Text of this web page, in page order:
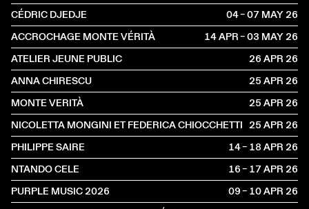
CÉDRIC DJEDJE
04 – 07 MAY2026
ACCROCHAGE MONTE VÉRITÀ
14 APR – 03 MAY2026
ATELIER JEUNE PUBLIC
26 APR2026
ANNA CHIRESCU
25 APR2026
MONTE VERITÀ
25 APR2026
NICOLETTA MONGINI ET FEDERICA CHIOCCHETTI 25 APR2026
PHILIPPE SAIRE
14 – 18 APR2026
NTANDO CELE
16 – 17 APR2026
PURPLE MUSIC 2026
09 – 10 APR2026